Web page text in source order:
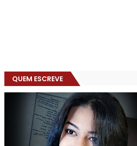
QUEM ESCREVE